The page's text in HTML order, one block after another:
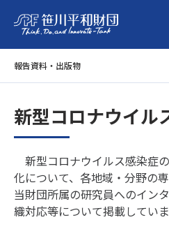
報告資料・出版物
新型コロナウイ
新型コロナウイルス感染症
化について、各地域・分野の
当財団所属の研究員へのイン
織対応等について掲載していま